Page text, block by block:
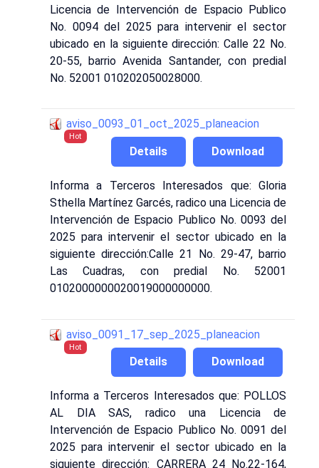
Licencia de Intervención de Espacio Publico
No. 0094 del 2025 para intervenir el sector
ubicado en la siguiente dirección: Calle 22 No.
20-55, barrio Avenida Santander, con predial
No. 52001 010202050028000.
aviso_0093_01_oct_2025_planeacion
Hot
Download
Details
Informa a Terceros Interesados que: Gloria
Sthella Martínez Garcés, radico una Licencia de
Intervención de Espacio Publico No. 0093 del
2025 para intervenir el sector ubicado en la
siguiente dirección:Calle 21 No. 29-47, barrio
Las Cuadras, con predial No. 52001
0102000000020019000000000.
aviso_0091_17_sep_2025_planeacion
Hot
Download
Details
Informa a Terceros Interesados que: POLLOS
AL DIA SAS, radico una Licencia de
Intervención de Espacio Publico No. 0091 del
2025 para intervenir el sector ubicado en la
siguiente dirección: CARRERA 24 No.22-164,